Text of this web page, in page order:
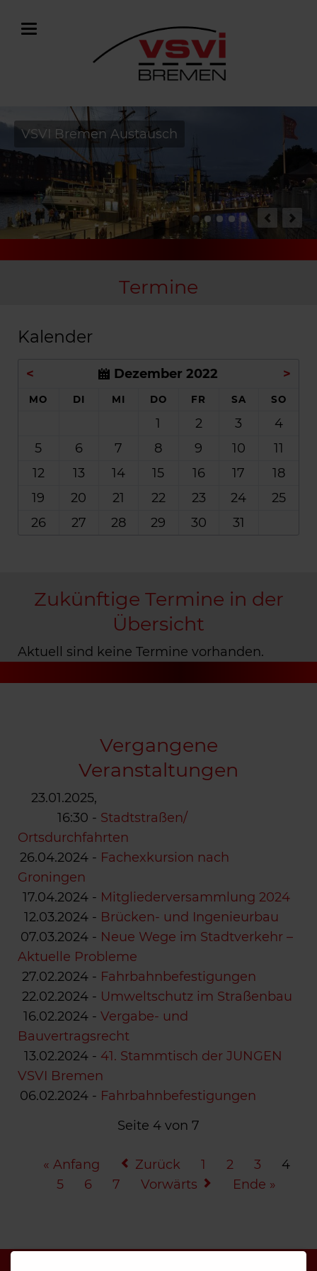
VSVI Bremen Austausch
e.V.
Termine
Kalender
< Dezember 2022 >
MO DI MI DO FR SA SO
1 2 3
4
5
6 7 8 9 10
11
12
13 14 15 16 17
18
19
20 21 22 23 24
25
26
27 28 29 30 31
Zukünftige Termine in der
Übersicht
Aktuell sind keine Termine vorhanden.
Vergangene
Veranstaltungen
23.01.2025,
16:30 - Stadtstraßen/
Ortsdurchfahrten
26.04.2024 - Fachexkursion nach
Groningen
17.04.2024 - Mitgliederversammlung 2024
12.03.2024 - Brücken- und Ingenieurbau
07.03.2024 - Neue Wege im Stadtverkehr –
Aktuelle Probleme
27.02.2024 - Fahrbahnbefestigungen
22.02.2024 - Umweltschutz im Straßenbau
16.02.2024 - Vergabe- und
Bauvertragsrecht
13.02.2024 - 41. Stammtisch der JUNGEN
VSVI Bremen
06.02.2024 - Fahrbahnbefestigungen
Seite 4 von 7
« Anfang Zurück 1 2 3
4
5
6 7 Vorwärts Ende »